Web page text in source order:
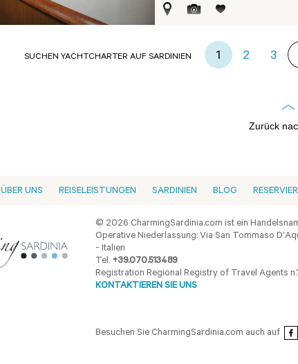
SUCHEN YACHTCHARTER AUF SARDINIEN 1 2 3
Zurück
ÜBER UNS REISELEISTUNGEN SARDINIEN BLOG
© 2026 CharmingSardinia.com ist ein
Operative Niederlassung: Via San Tommaso
- Italien
Tel. +39.070.513489
Registration Regional Registry of Travel Agents
KONTAKTIEREN SIE UNS
Besuchen Sie CharmingSardinia.com auch auf